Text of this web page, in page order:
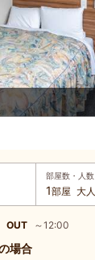
部屋数・人数
1部屋 大人
OUT ～12:00
場合